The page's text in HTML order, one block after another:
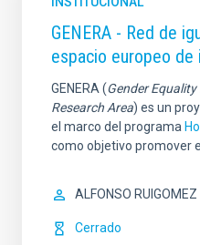
GENERA - Red de
espacio europeo de
GENERA (Gender
Research Area) es un
el marco del programa
como objetivo promover
ALFONSO
Cerrado